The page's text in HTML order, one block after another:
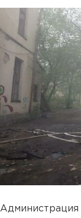
Администрация